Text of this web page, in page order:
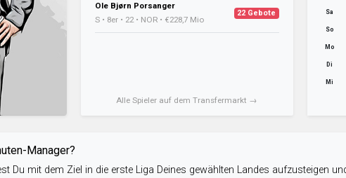
Ole Bjørn Porsanger
S • 8er • 22 • NOR • €228,7 Mio
22 Gebote
Alle Spieler auf dem Transfermarkt →
Sa
So
Mo
Di
Mi
Manager?
Du mit dem Ziel in die erste Liga Deines gewählten Landes aufzusteigen